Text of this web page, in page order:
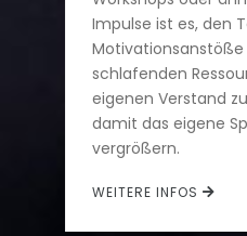
Impulse ist es, den
schlafenden
eigenen Verstand
damit das eigene
vergrößern.
WEITERE INFOS